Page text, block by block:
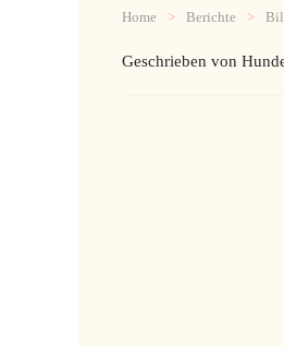
Home Berichte
Geschrieben von